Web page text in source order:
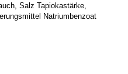
Salz Tapiokastärke,
Natriumbenzoat